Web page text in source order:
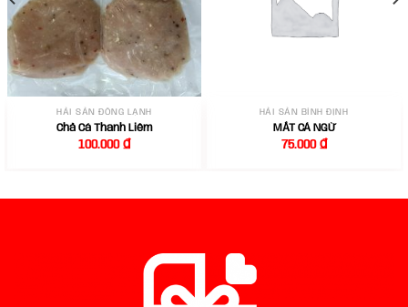
HẢI SẢN ĐÔNG LẠNH
Chả Cá Thanh Liêm
100.000 ₫
HẢI SẢN BÌNH ĐỊNH
MẮT CÁ NGỪ
75.000 ₫